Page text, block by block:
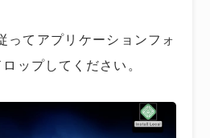
ってアプリケーションフォ
ップしてください。